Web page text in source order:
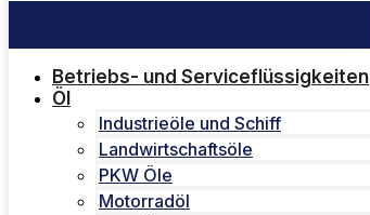
Betriebs- und Serviceflüssigkeiten
Öl
Industrieöle und Schiff
Landwirtschaftsöle
PKW Öle
Motorradöl